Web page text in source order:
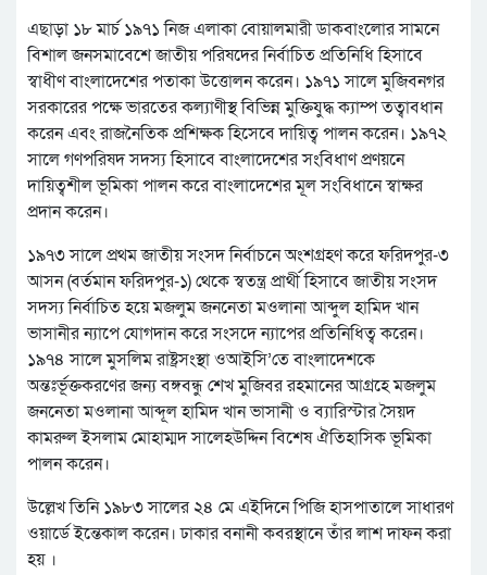
এছাড়া ১৮ মার্চ ১৯৭১ নিজ এলাকা বোয়ালমারী ডাকবাংলোর সামনে
বিশাল জনসমাবেশে জাতীয় পরিষদের নির্বাচিত প্রতিনিধি হিসাবে
স্বাধীণ বাংলাদেশের পতাকা উত্তোলন করেন। ১৯৭১ সালে মুজিবনগর
সরকারের পক্ষে ভারতের কল্যাণীস্থ বিভিন্ন মুক্তিযুদ্ধ ক্যাম্প তত্বাবধান
করেন এবং রাজনৈতিক প্রশিক্ষক হিসেবে দায়িত্ব পালন করেন। ১৯৭২
সালে গণপরিষদ সদস্য হিসাবে বাংলাদেশের সংবিধাণ প্রণয়নে
দায়িত্বশীল ভূমিকা পালন করে বাংলাদেশের মূল সংবিধানে স্বাক্ষর
প্রদান করেন।
১৯৭৩ সালে প্রথম জাতীয় সংসদ নির্বাচনে অংশগ্রহণ করে ফরিদপুর-৩
আসন (বর্তমান ফরিদপুর-১) থেকে স্বতন্ত্র প্রার্থী হিসাবে জাতীয় সংসদ
সদস্য নির্বাচিত হয়ে মজলুম জননেতা মওলানা আব্দুল হামিদ খান
ভাসানীর ন্যাপে যোগদান করে সংসদে ন্যাপের প্রতিনিধিত্ব করেন।
১৯৭৪ সালে মুসলিম রাষ্ট্রসংস্থা ওআইসি’তে বাংলাদেশকে
অন্তঃর্ভূক্তকরণের জন্য বঙ্গবন্ধু শেখ মুজিবর রহমানের আগ্রহে মজলুম
জননেতা মওলানা আব্দূল হামিদ খান ভাসানী ও ব্যারিস্টার সৈয়দ
কামরুল ইসলাম মোহাম্মদ সালেহউদ্দিন বিশেষ ঐতিহাসিক ভূমিকা
পালন করেন।
উল্লেখ তিনি ১৯৮৩ সালের ২৪ মে এইদিনে পিজি হাসপাতালে সাধারণ
ওয়ার্ডে ইন্তেকাল করেন। ঢাকার বনানী কবরস্থানে তাঁর লাশ দাফন করা
হয় ।